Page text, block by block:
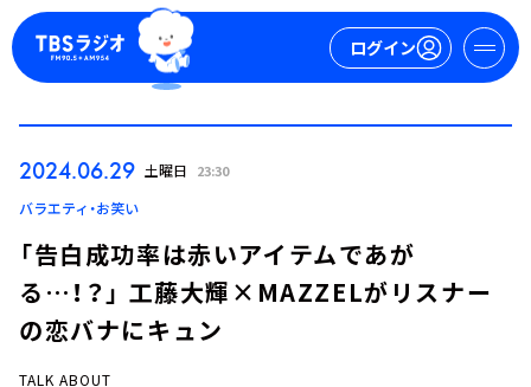
ログイン
ログイン
2024.06.29 土曜日 23:30
バラエティ・お笑い
「告白成功率は赤いアイテムであが
る…！？」 工藤大輝×MAZZELがリスナー
の恋バナにキュン
TALK ABOUT